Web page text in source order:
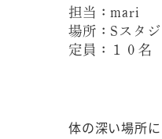
担当：mari
場所：Sスタ
定員：１０名
体の深い場所